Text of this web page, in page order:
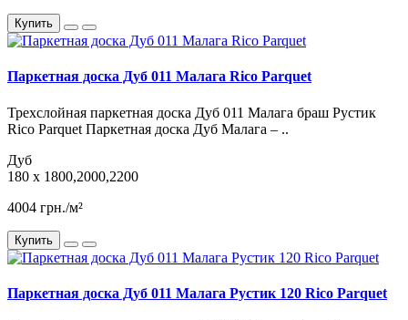
Купить
Паркетная доска Дуб 011 Малага Rico Parquet
Трехслойная паркетная доска Дуб 011 Малага браш Рустик
Rico Parquet Паркетная доска Дуб Малага – ..
Дуб
180 x 1800,2000,2200
4004 грн./м²
Купить
Паркетная доска Дуб 011 Малага Рустик 120 Rico Parquet